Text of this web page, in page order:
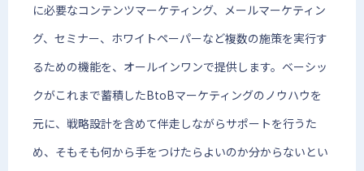
に必要なコンテンツマーケティング、メールマーケティン
グ、セミナー、ホワイトペーパーなど複数の施策を実行す
るための機能を、オールインワンで提供します。ベーシッ
クがこれまで蓄積したBtoBマーケティングのノウハウを
元に、戦略設計を含めて伴走しながらサポートを行うた
め、そもそも何から手をつけたらよいのか分からないとい